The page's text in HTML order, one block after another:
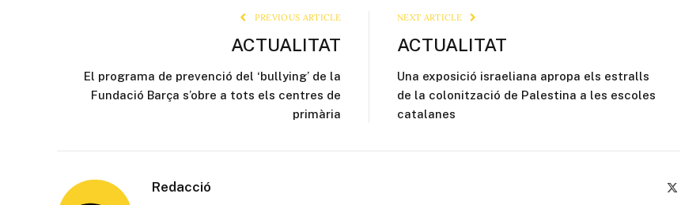
PREVIOUS ARTICLE
ACTUALITAT
El programa de prevenció del ‘bullying’ de la
Fundació Barça s’obre a tots els centres de
primària
NEXT ARTICLE
ACTUALITAT
Una exposició israeliana apropa els estralls
de la colonització de Palestina a les escoles
catalanes
Redacció